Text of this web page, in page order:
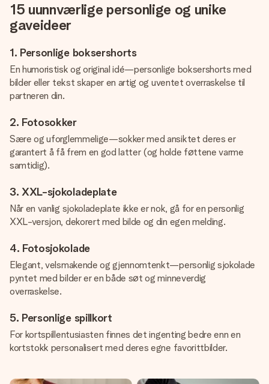
15 uunnværlige personlige og unike
gaveideer
1. Personlige boksershorts
En humoristisk og original idé—personlige boksershorts med
bilder eller tekst skaper en artig og uventet overraskelse til
partneren din.
2. Fotosokker
Sære og uforglemmelige—sokker med ansiktet deres er
garantert å få frem en god latter (og holde føttene varme
samtidig).
3. XXL-sjokoladeplate
Når en vanlig sjokoladeplate ikke er nok, gå for en personlig
XXL-versjon, dekorert med bilde og din egen melding.
4. Fotosjokolade
Elegant, velsmakende og gjennomtenkt—personlig sjokolade
pyntet med bilder er en både søt og minneverdig
overraskelse.
5. Personlige spillkort
For kortspillentusiasten finnes det ingenting bedre enn en
kortstokk personalisert med deres egne favorittbilder.